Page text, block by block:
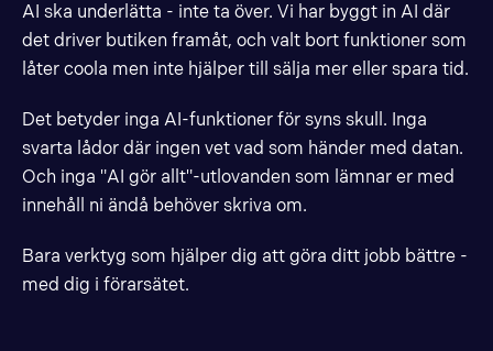
AI ska underlätta - inte ta över. Vi har byggt in AI där
det driver butiken framåt, och valt bort funktioner som
låter coola men inte hjälper till sälja mer eller spara tid.
Det betyder inga AI-funktioner för syns skull. Inga
svarta lådor där ingen vet vad som händer med datan.
Och inga "AI gör allt"-utlovanden som lämnar er med
innehåll ni ändå behöver skriva om.
Bara verktyg som hjälper dig att göra ditt jobb bättre -
med dig i förarsätet.